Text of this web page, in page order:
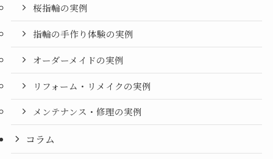
桜指輪の実例
指輪の手作り体験の実例
オーダーメイドの実例
リフォーム・リメイクの実例
メンテナンス・修理の実例
コラム